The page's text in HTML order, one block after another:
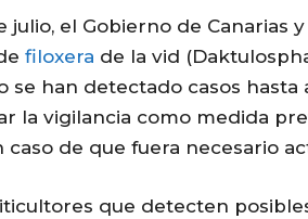
julio, el Gobierno de Canarias
filoxera de la vid
se han detectado casos hasta
la vigilancia como medida
caso de que fuera necesario
que detecten